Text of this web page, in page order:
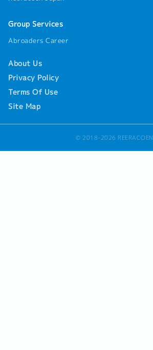
Group Services
Abroaders Career
About Us
Privacy Policy
Terms Of Use
Site Map
© 2018-2026 REERACOEN